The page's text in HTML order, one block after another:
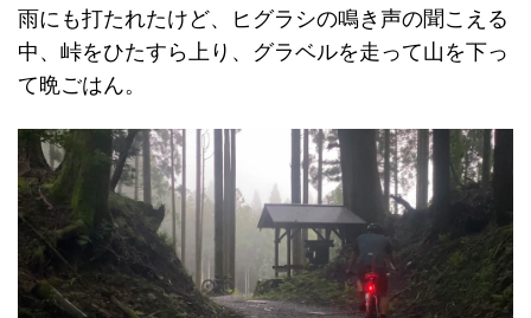
雨にも打たれたけど、ヒグラシの鳴き声の聞こえる
中、峠をひたすら上り、グラベルを走って山を下っ
て晩ごはん。